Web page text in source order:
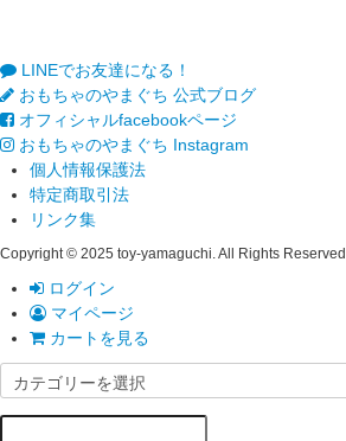
LINEでお友達になる！
おもちゃのやまぐち 公式ブログ
オフィシャルfacebookページ
おもちゃのやまぐち Instagram
個人情報保護法
特定商取引法
リンク集
Copyright © 2025 toy-yamaguchi. All Rights Reserved.
ログイン
マイページ
カートを見る